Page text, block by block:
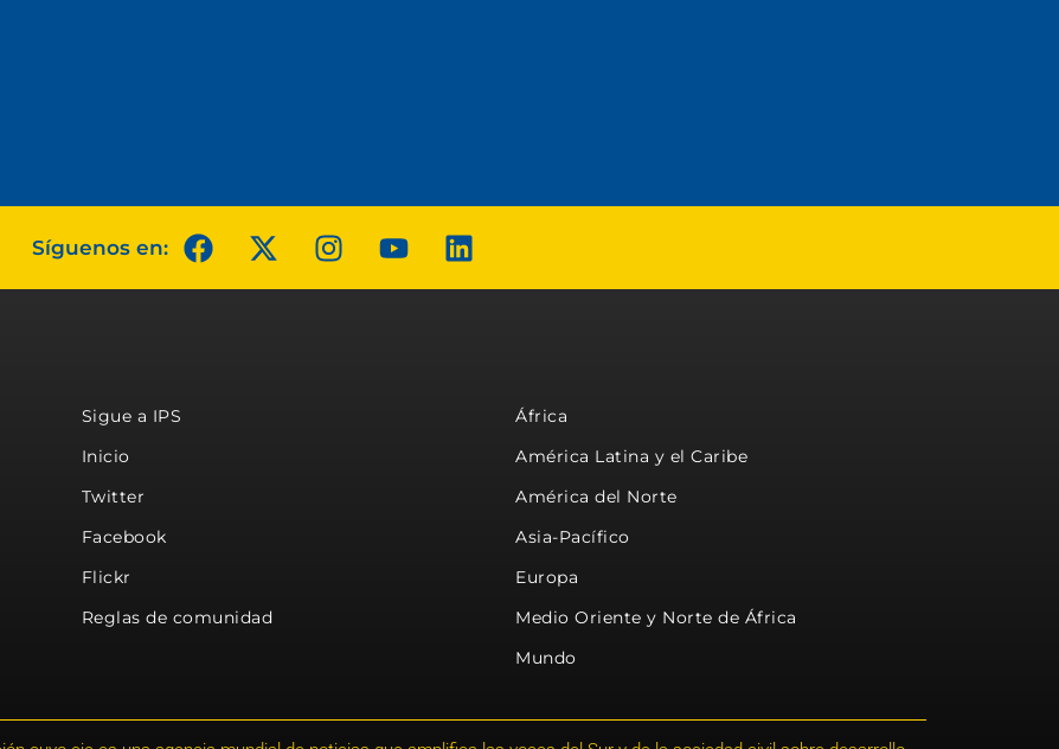
Síguenos en:
Sigue a IPS
Inicio
Twitter
Facebook
Flickr
Reglas de comunidad
África
América Latina y el Caribe
América del Norte
Asia-Pacífico
Europa
Medio Oriente y Norte de África
Mundo